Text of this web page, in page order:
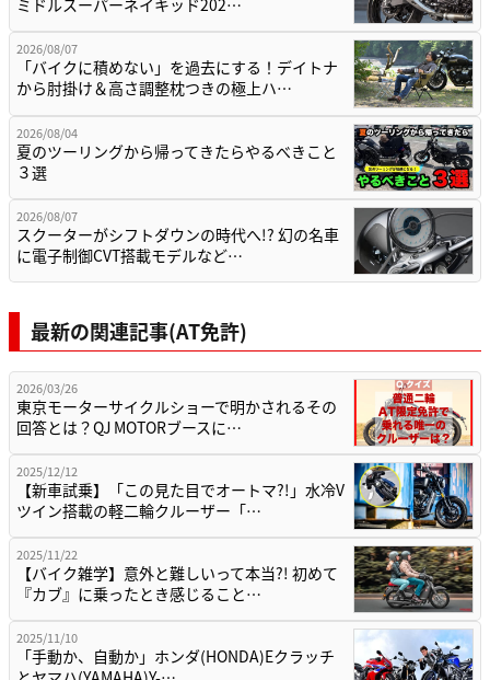
ミドルスーパーネイキッド202…
2026/08/07
「バイクに積めない」を過去にする！デイトナ
から肘掛け＆高さ調整枕つきの極上ハ…
2026/08/04
夏のツーリングから帰ってきたらやるべきこと
３選
2026/08/07
スクーターがシフトダウンの時代へ!? 幻の名車
に電子制御CVT搭載モデルなど…
最新の関連記事(AT免許)
2026/03/26
東京モーターサイクルショーで明かされるその
回答とは？QJ MOTORブースに…
2025/12/12
【新車試乗】「この見た目でオートマ?!」水冷V
ツイン搭載の軽二輪クルーザー「…
2025/11/22
【バイク雑学】意外と難しいって本当?! 初めて
『カブ』に乗ったとき感じること…
2025/11/10
「手動か、自動か」ホンダ(HONDA)Eクラッチ